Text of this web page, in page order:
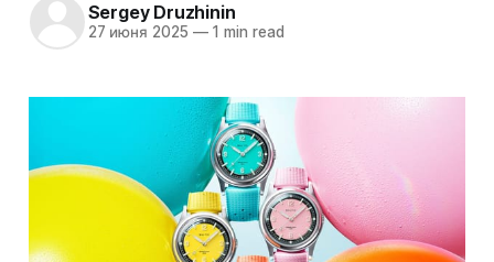
Sergey Druzhinin
27 июня 2025 —1 min read